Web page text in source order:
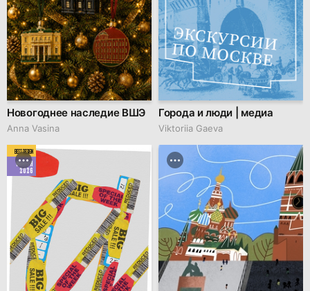
Новогоднее наследие ВШЭ
Anna Vasina
Города и люди | медиа
Viktoriia Gaeva
BEST DESIGN
MARCH
2026